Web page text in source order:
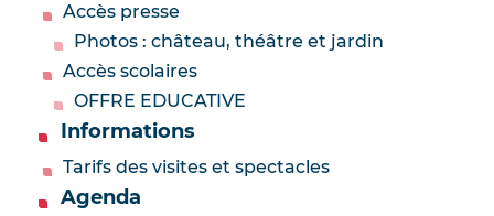
Accès presse
Photos : château, théâtre et jardin
Accès scolaires
OFFRE EDUCATIVE
Informations
Tarifs des visites et spectacles
Agenda